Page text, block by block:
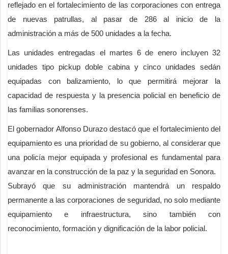
reflejado en el fortalecimiento de las corporaciones con entrega
de nuevas patrullas, al pasar de 286 al inicio de la
administración a más de 500 unidades a la fecha.
Las unidades entregadas el martes 6 de enero incluyen 32
unidades tipo pickup doble cabina y cinco unidades sedán
equipadas con balizamiento, lo que permitirá mejorar la
capacidad de respuesta y la presencia policial en beneficio de
las familias sonorenses.
El gobernador Alfonso Durazo destacó que el fortalecimiento del
equipamiento es una prioridad de su gobierno, al considerar que
una policía mejor equipada y profesional es fundamental para
avanzar en la construcción de la paz y la seguridad en Sonora.
Subrayó que su administración mantendrá un respaldo
permanente a las corporaciones de seguridad, no solo mediante
equipamiento e infraestructura, sino también con
reconocimiento, formación y dignificación de la labor policial.